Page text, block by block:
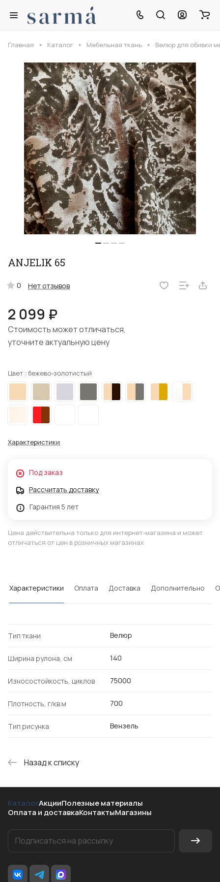
Главная Каталог Мебельная ткань Велюр для обивки
ANJELIK 65
0 Нет отзывов
2 099 ₽
Стоимость может отличаться,
уточните актуальную цену
Цвет : бежево-золотистый
Характеристики
Под заказ
Рассчитать доставку
Гарантия 5 лет
Цена действительна только для интернет-магазина и может
отличаться от цен в розничных магазинах
Характеристики Оплата Доставка Дополнительно
Тип ткани Велюр
Ширина рулона, см 140
Износостойкость, циклов 75000
Плотность, г/кв.м 700
Тип рисунка Вензель
Назад к списку
КаталогАкцииПолезные материалы
Оплата и доставкаКонтактыМагазины